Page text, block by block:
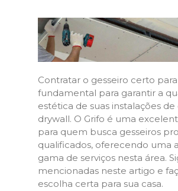
Contratar o gesseiro certo para
fundamental para garantir a
estética de suas instalações de
drywall. O Grifo é uma
para quem busca gesseiros
qualificados, oferecendo uma
gama de serviços nesta área.
mencionadas neste artigo e
escolha certa para sua casa.